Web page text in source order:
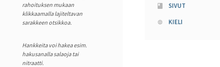
rahoituksen mukaan
klikkaamalla lajiteltavan
sarakkeen otsikkoa.
Hankkeita voi hakea esim.
hakusanalla salaoja tai
nitraatti.
SIVUT
KIELI